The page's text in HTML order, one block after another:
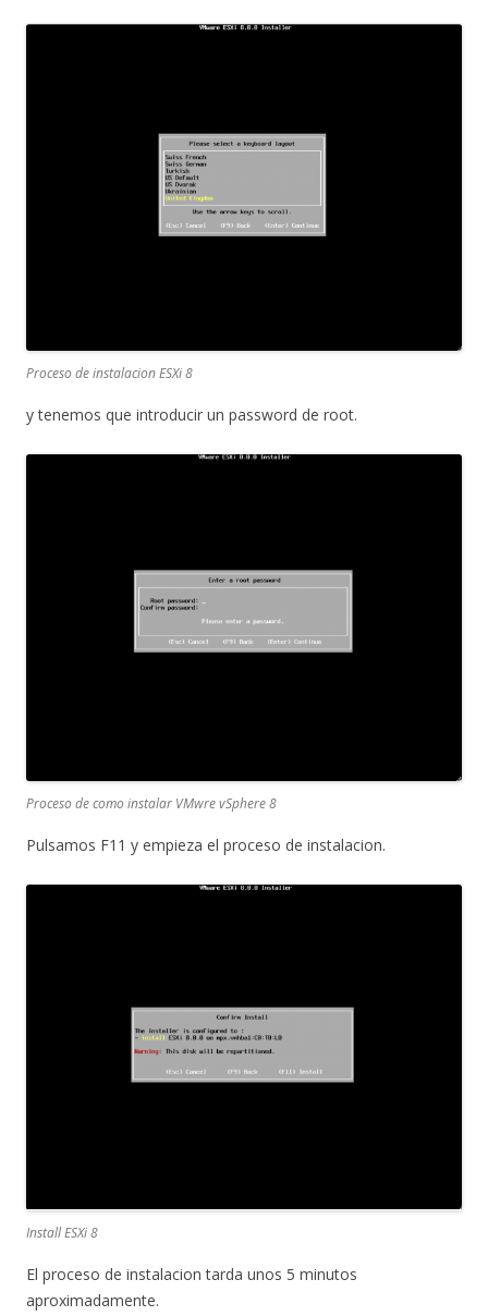
Proceso de instalacion ESXi 8
y tenemos que introducir un password de root.
Proceso de como instalar VMwre vSphere 8
Pulsamos F11 y empieza el proceso de instalacion.
Install ESXi 8
El proceso de instalacion tarda unos 5 minutos
aproximadamente.